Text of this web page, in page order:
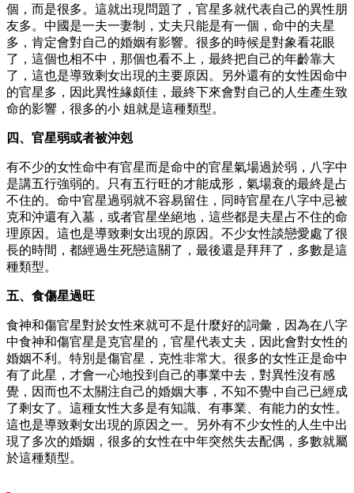
個，而是很多。這就出現問題了，官星多就代表自己的異性朋
友多。中國是一夫一妻制，丈夫只能是有一個，命中的夫星
多，肯定會對自己的婚姻有影響。很多的時候是對象看花眼
了，這個也相不中，那個也看不上，最終把自己的年齡靠大
了，這也是導致剩女出現的主要原因。另外還有的女性因命中
的官星多，因此異性緣頗佳，最終下來會對自己的人生產生致
命的影響，很多的小 姐就是這種類型。
四、官星弱或者被沖剋
有不少的女性命中有官星而是命中的官星氣場過於弱，八字中
是講五行強弱的。只有五行旺的才能成形，氣場衰的最終是占
不住的。命中官星過弱就不容易留住，同時官星在八字中忌被
克和沖還有入墓，或者官星坐絕地，這些都是夫星占不住的命
理原因。這也是導致剩女出現的原因。不少女性談戀愛處了很
長的時間，都經過生死戀這關了，最後還是拜拜了，多數是這
種類型。
五、食傷星過旺
食神和傷官星對於女性來就可不是什麼好的詞彙，因為在八字
中食神和傷官星是克官星的，官星代表丈夫，因此會對女性的
婚姻不利。特別是傷官星，克性非常大。很多的女性正是命中
有了此星，才會一心地投到自己的事業中去，對異性沒有感
覺，因而也不太關注自己的婚姻大事，不知不覺中自己已經成
了剩女了。這種女性大多是有知識、有事業、有能力的女性。
這也是導致剩女出現的原因之一。另外有不少女性的人生中出
現了多次的婚姻，很多的女性在中年突然失去配偶，多數就屬
於這種類型。